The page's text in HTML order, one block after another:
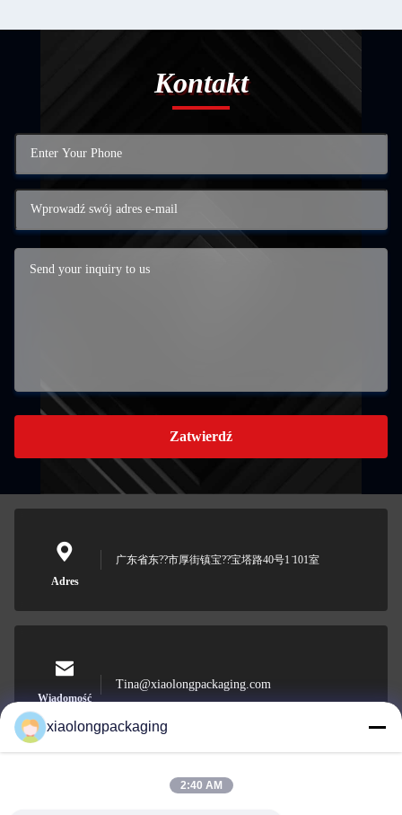
Kontakt
Zatwierdź
Adres
广东省东??市厚街镇宝??宝塔路40号1 ̇101室
Wiadomość
elektroniczna
Tina@xiaolongpackaging.com
xiaolongpackaging
2:40 AM